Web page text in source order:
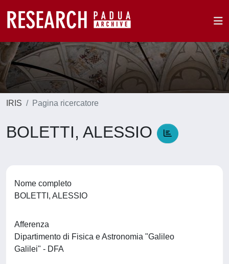
IRIS Pagina ricercatore
BOLETTI, ALESSIO
Nome completo
BOLETTI, ALESSIO
Afferenza
Dipartimento di Fisica e Astronomia "Galileo
Galilei" - DFA